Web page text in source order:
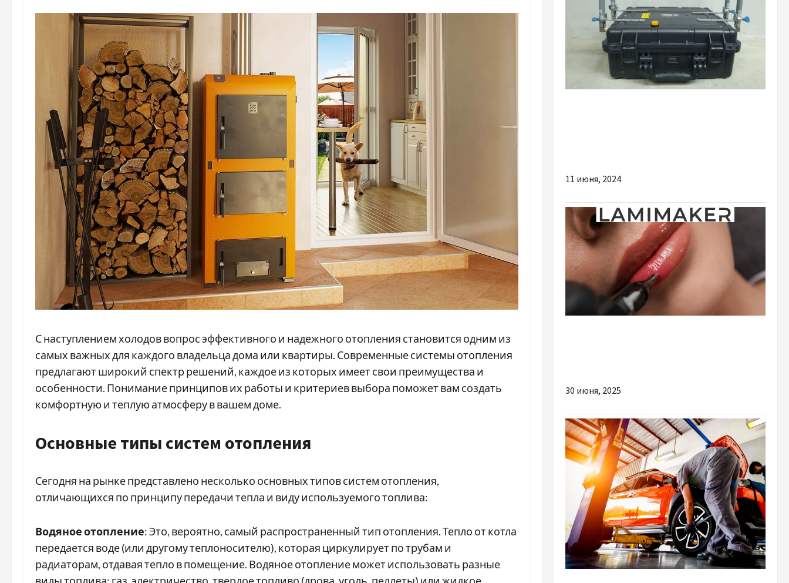
С наступлением холодов вопрос эффективного и надежного отопления становится одним из
самых важных для каждого владельца дома или квартиры. Современные системы отопления
предлагают широкий спектр решений, каждое из которых имеет свои преимущества и
особенности. Понимание принципов их работы и критериев выбора поможет вам создать
комфортную и теплую атмосферу в вашем доме.
Основные типы систем отопления
Сегодня на рынке представлено несколько основных типов систем отопления,
отличающихся по принципу передачи тепла и виду используемого топлива:
Водяное отопление: Это, вероятно, самый распространенный тип отопления. Тепло от котла
передается воде (или другому теплоносителю), которая циркулирует по трубам и
радиаторам, отдавая тепло в помещение. Водяное отопление может использовать разные
11 июня, 2024
30 июня, 2025